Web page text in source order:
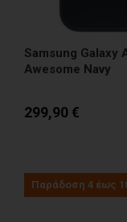
Samsung Galaxy
Awesome Navy
299,90 €
Παράδοση 4 έως